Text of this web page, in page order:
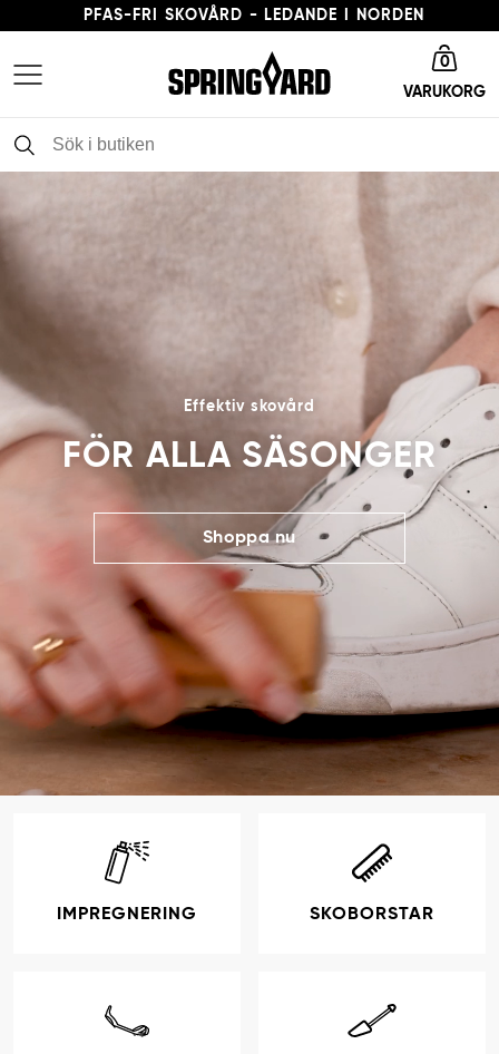
PFAS-FRI SKOVÅRD - LEDANDE I NORDEN
LEVERANSTID 3-5 ARBETSDAGAR
0
VARUKORG
Effektiv skovård
FÖR ALLA SÄSONGER
Shoppa nu
IMPREGNERING SKOBORSTAR